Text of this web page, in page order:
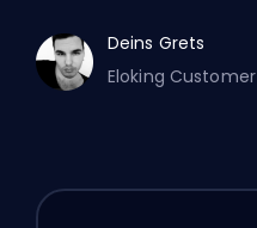
Deins Grets
Eloking Customer